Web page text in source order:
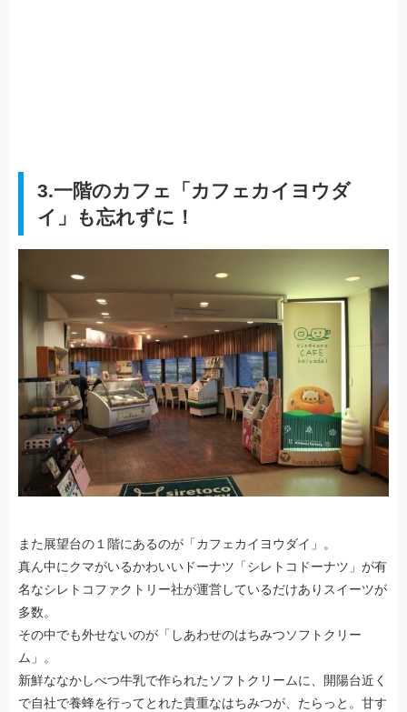
3.一階のカフェ「カフェカイヨウダ
イ」も忘れずに！
また展望台の１階にあるのが「カフェカイヨウダイ」。
真ん中にクマがいるかわいいドーナツ「シレトコドーナツ」が有
名なシレトコファクトリー社が運営しているだけありスイーツが
多数。
その中でも外せないのが「しあわせのはちみつソフトクリー
ム」。
新鮮ななかしべつ牛乳で作られたソフトクリームに、開陽台近く
で自社で養蜂を行ってとれた貴重なはちみつが、たらっと。甘す